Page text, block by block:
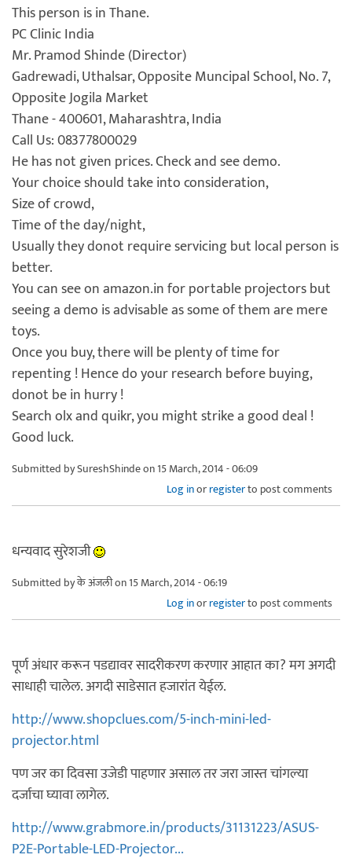
This person is in Thane.
PC Clinic India
Mr. Pramod Shinde (Director)
Gadrewadi, Uthalsar, Opposite Muncipal School, No. 7,
Opposite Jogila Market
Thane - 400601, Maharashtra, India
Call Us: 08377800029
He has not given prices. Check and see demo.
Your choice should take into consideration,
Size of crowd,
Time of the day/night,
Usually they donot require servicing but local person is
better.
You can see on amazon.in for portable projectors but
seeing a demo is advisable as some of them are mere
toys.
Once you buy, there will be plenty of time for
repenting ! Hence do your research before buying,
donot be in hurry !
Search olx and quikr, you might strike a good deal !
Good luck.
Submitted bySureshShindeon 15 March, 2014 - 06:09
Log inorregisterto post comments
धन्यवाद सुरेशजी
Submitted byके अंजलीon 15 March, 2014 - 06:19
Log inorregisterto post comments
पूर्ण अंधार करून पडद्यावर सादरीकरण करणार आहात का? मग अगदी
साधाही चालेल. अगदी साडेसात हजारांत येईल.
http://www.shopclues.com/5-inch-mini-led-
projector.html
पण जर का दिवसा उजेडी पाहणार असाल तर जरा जास्त चांगल्या
दर्जाचा घ्यावा लागेल.
http://www.grabmore.in/products/31131223/ASUS-
P2E-Portable-LED-Projector...